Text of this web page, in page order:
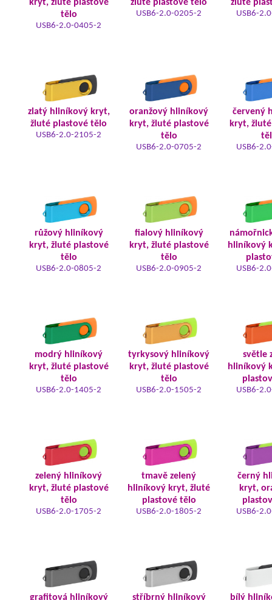
kryt, žluté plastové
tělo
USB6-2.0-0405-2
žluté plastové tělo
USB6-2.0-0205-2
žluté
USB6-
zlatý hliníkový kryt,
žluté plastové tělo
USB6-2.0-2105-2
oranžový hliníkový
kryt, žluté plastové
tělo
USB6-2.0-0705-2
červený
kryt,
USB6-
růžový hliníkový
kryt, žluté plastové
tělo
USB6-2.0-0805-2
fialový hliníkový
kryt, žluté plastové
tělo
USB6-2.0-0905-2
hliníkový
USB6-
modrý hliníkový
kryt, žluté plastové
tělo
USB6-2.0-1405-2
tyrkysový hliníkový
kryt, žluté plastové
tělo
USB6-2.0-1505-2
světle
hliníkový
USB6-
zelený hliníkový
kryt, žluté plastové
tělo
USB6-2.0-1705-2
tmavě zelený
hliníkový kryt, žluté
plastové tělo
USB6-2.0-1805-2
černý
kryt,
USB6-
grafitová hliníkový
stříbrný hliníkový
bílý